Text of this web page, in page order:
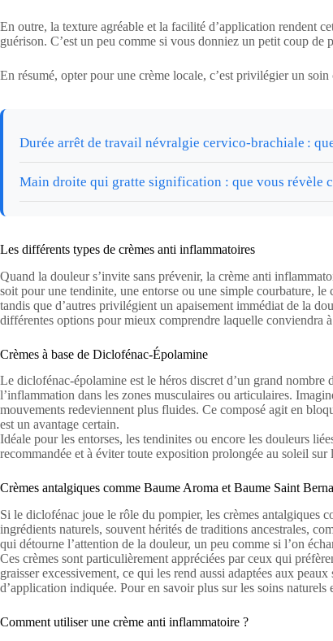
En outre, la texture agréable et la facilité d’application rendent
guérison. C’est un peu comme si vous donniez un petit coup
En résumé, opter pour une crème locale, c’est privilégier un
Durée arrêt de travail névralgie cervico-brachiale :
Main droite qui gratte signification : que vous révèle
Les différents types de crèmes anti inflammatoires
Quand la douleur s’invite sans prévenir, la crème anti
soit pour une tendinite, une entorse ou une simple courbature,
tandis que d’autres privilégient un apaisement immédiat de la
différentes options pour mieux comprendre laquelle conviendra
Crèmes à base de Diclofénac-Épolamine
Le diclofénac-épolamine est le héros discret d’un grand
l’inflammation dans les zones musculaires ou articulaires.
mouvements redeviennent plus fluides. Ce composé agit en
est un avantage certain.
Idéale pour les entorses, les tendinites ou encore les douleurs
recommandée et à éviter toute exposition prolongée au soleil
Crèmes antalgiques comme Baume Aroma et Baume Saint
Si le diclofénac joue le rôle du pompier, les crèmes antalgiques
ingrédients naturels, souvent hérités de traditions ancestrales,
qui détourne l’attention de la douleur, un peu comme si l’on
Ces crèmes sont particulièrement appréciées par ceux qui
graisser excessivement, ce qui les rend aussi adaptées aux
d’application indiquée. Pour en savoir plus sur les soins
Comment utiliser une crème anti inflammatoire ?